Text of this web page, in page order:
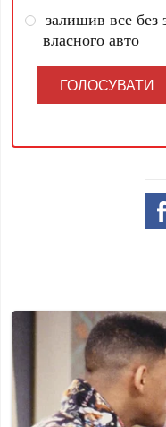
залишив все без
власного авто